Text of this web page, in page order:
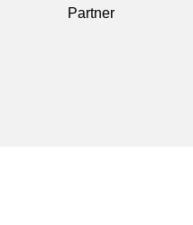
Partner